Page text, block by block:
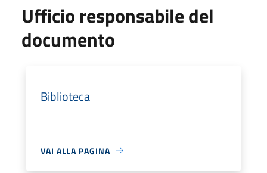
Ufficio responsabile del
documento
Biblioteca
VAI ALLA PAGINA